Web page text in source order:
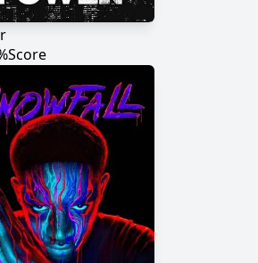
Score